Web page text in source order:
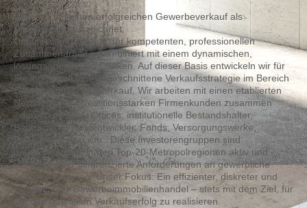
Was uns bei einen erfolgreichen Gewerbeverkauf als
Dienstleister auszeichnet:
Unsere Stärke liegt in der kompetenten, professionellen
Zusammenarbeit – kombiniert mit einem dynamischen,
lösungsorientierten Denken. Auf dieser Basis entwickeln wir für
Sie individuell eine zugeschnittene Verkaufsstrategie im Bereich
Gewerbeimmobilienverkauf. Wir arbeiten mit einen etablierten
Netzwerk aus investitionsstarken Firmenkunden zusammen
-darunter Family Offices, institutionelle Bestandshalter,
Bauträger, Projektentwickler, Fonds, Versorgungswerke,
Rentenkassen u.v.m.. Diese Investorengruppen sind
deutschlandweit in den Top-20-Metropolregionen aktiv und
verfügen über differenzierte Anforderungen an gewerbliche
Anlageimmobilien. Unser Fokus: Ein effizienter, diskreter und
zielgerechter Gewerbeimmobilienhandel – stets mit dem Ziel, für
Sie den optimalen Verkaufserfolg zu realisieren